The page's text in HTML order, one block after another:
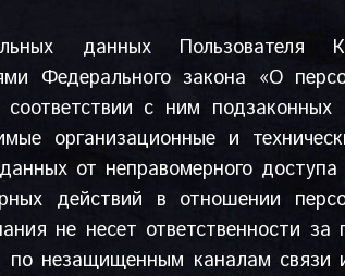
данных Пользователя
Федерального закона «О
с ним подзаконных
организационные и
от неправомерного
действий в отношении
не несет ответственности за
по незащищенным каналам связи